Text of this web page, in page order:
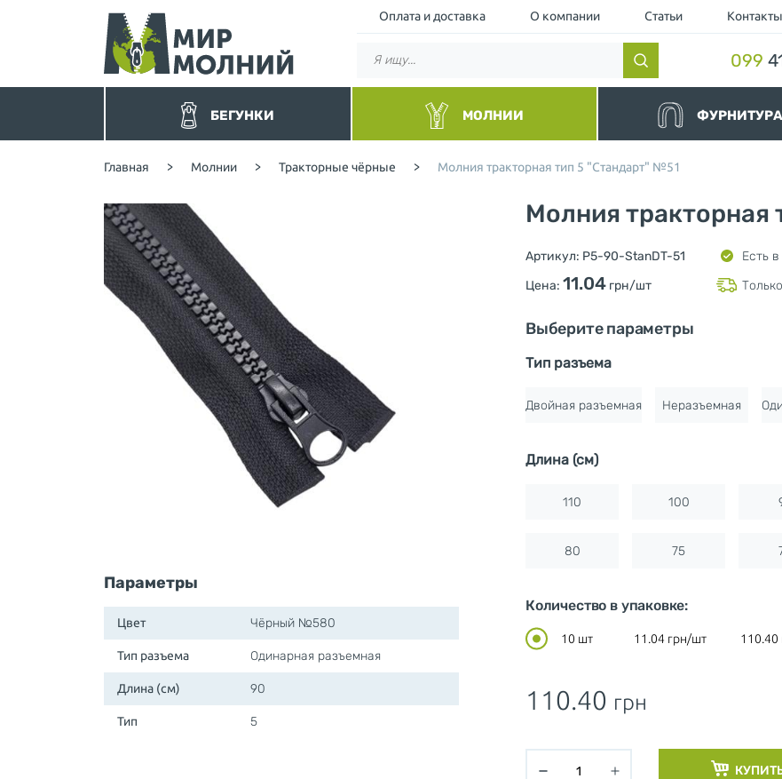
Оплата и доставка О компании Статьи Контакты
099
БЕГУНКИ
Цветные
Для спиральных потайных
(реверсных)
Для тракторных молний
Для металлических молний
Для обувных молний
Двухсторонние-перекидные
Для Барышевской молнии
Для молнии YKK
МОЛНИИ
Спиральные
ФУРНИТУРА
Липучки и манжеты
Пуллер (Подвес для
Ограничители для молнии
Разное
Главная > Молнии > Тракторные чёрные > Молния тракторная тип 5 "Стандарт" №51
Параметры
Цвет Чёрный №580
Тип разъема Одинарная разъемная
Длина (см) 90
Тип 5
Молния
Артикул: P5-90-StanDT-51
Есть
Цена: 11.04 грн/шт
Выберите параметры
Тип разъема
Двойная разъемная Неразъемная
Длина (см)
110 100
80 75
Количество в упаковке:
10 шт 11.04 грн/шт 110.40
110.40 грн